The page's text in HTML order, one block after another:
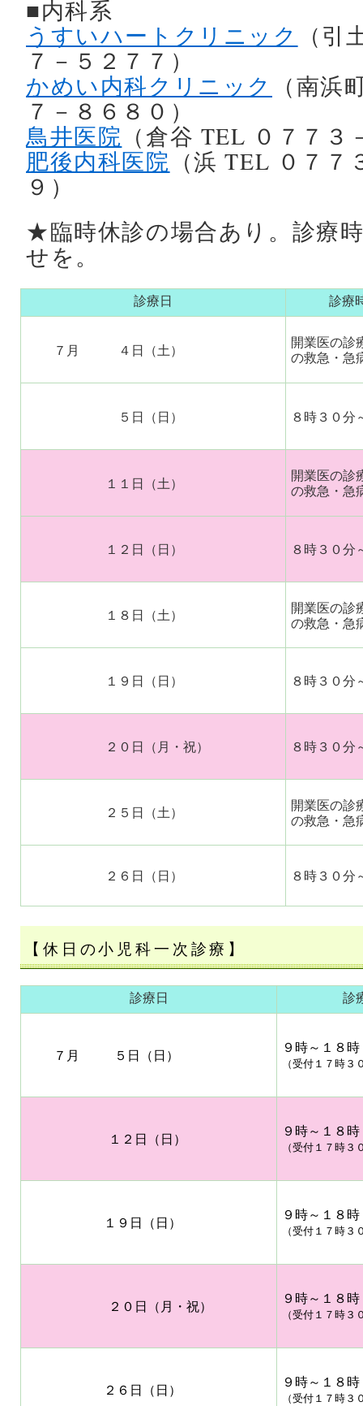
■内科系
うすいハートクリニック
（
７－５２７７）
かめい内科クリニック
（南浜
７－８６８０）
鳥井医院 （倉谷 TEL ０７７
肥後内科医院 （浜 TEL ０７
９）
★臨時休診の場合あり。診療
せを。
診療日 診療
７月 ４日（土）
開業医の診
の救急・急
５日（日） ８時３０分
１１日（土）
開業医の診
の救急・急
１２日（日） ８時３０分
１８日（土）
開業医の診
の救急・急
１９日（日） ８時３０分
２０日（月・祝） ８時３０分
２５日（土）
開業医の診
の救急・急
２６日（日） ８時３０分
【休日の小児科一次診療】
診療日 診
７月 ５日（日） ９時～１８時
（受付１７時３
１２日（日） ９時～１８時
（受付１７時３
１９日（日） ９時～１８時
（受付１７時３
２０日（月・祝） ９時～１８時
（受付１７時３
２６日（日） ９時～１８時
（受付１７時３